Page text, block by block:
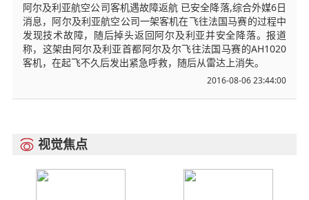
阿尔及利亚航空公司客机遇故障返航 已安全降落,综合外媒6日
消息，阿尔及利亚航空公司一架客机在飞往法国马赛的过程中
发现技术故障，随后掉头返回阿尔及利亚并安全降落。报道
称，这架由阿尔及利亚首都阿尔及尔飞往法国马赛的AH1020
客机，在起飞不久后发出紧急呼救，随后从雷达上消失。
2016-08-06 23:44:00
 视觉焦点